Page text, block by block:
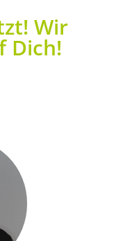
Wir
Dich!